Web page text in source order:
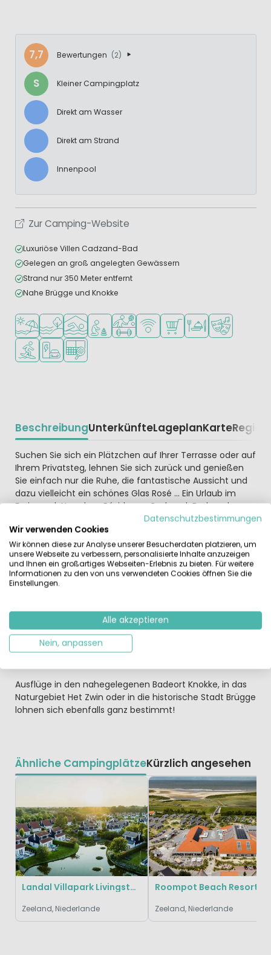
7,7 Bewertungen (2)
S Kleiner Campingplatz
Direkt am Wasser
Direkt am Strand
Innenpool
Zur Camping-Website
Luxuriöse Villen Cadzand-Bad
Gelegen an groß angelegten Gewässern
Strand nur 350 Meter entfernt
Nahe Brügge und Knokke
Am Strand und Meer
Am Wasser
HallenbadEmpfohlen für kleine Kinder
Viele Sportmöglichkeiten
WLAN verfügbar
Supermarkt/Laden
Restaurant oder
Wassersportmöglichkeiten
Ladestation für E-Autos
Padel-Platz
BeschreibungUnterkünfteLageplanKarteRegion
Beschrijving
Suchen Sie sich ein Plätzchen auf Ihrer Terrasse oder auf
Ihrem Privatsteg, lehnen Sie sich zurück und genießen
Sie einfach nur die Ruhe, die fantastische Aussicht und
dazu vielleicht ein schönes Glas Rosé ... Ein Urlaub im
Ferienpark Noordzee Résidence Cadzand-Bad an der
seeländisch/flämischen Küste bedeutet Genuss auf
höchstem Niveau!
Genussmenschen gesucht!
Die luxuriösen Villen – häufig mit großem Garten –
bieten jeden erdenklichen Komfort und viel Privatsphäre.
zahlreiche Top-Restaurants in unmittelbarer Nähe
machen diesen Park zum echten Hotspot für alle
Genussmenschen. Und nach einem tollen Tag am
Strand vergnügen sich die Kids beim Tretboot fahren,
Ausflüge in den nahegelegenen Badeort Knokke, in das
Naturgebiet Het Zwin oder in die historische Stadt Brügge
lohnen sich ebenfalls ganz bestimmt!
Ähnliche CampingplätzeKürzlich angesehen
Landal Villapark Livingstone
Zeeland, Niederlande Zeeland, Niederlande
Datenschutzbestimmungen
Wir verwenden Cookies
Wir können diese zur Analyse unserer Besucherdaten platzieren, um
unsere Webseite zu verbessern, personalisierte Inhalte anzuzeigen
und Ihnen ein großartiges Webseiten-Erlebnis zu bieten. Für weitere
Informationen zu den von uns verwendeten Cookies öffnen Sie die
Einstellungen.
Alle akzeptieren
Nein, anpassen